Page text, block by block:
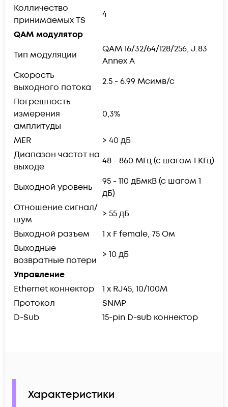
Колличество
принимаемых TS
4
QAM модулятор
Тип модуляции
QAM 16/32/64/128/256, J.83
Annex A
Скорость
выходного потока
2.5 - 6.99 Mсимв/с
Погрешность
измерения
амплитуды
0,3%
MER
> 40 дБ
Диапазон частот на
выходе
48 - 860 МГц (с шагом 1 КГц)
Выходной уровень
95 - 110 дБмкВ (с шагом 1
дБ)
Отношение сигнал/
шум
> 55 дБ
Выходной разъем
1 х F female, 75 Ом
Выходные
возвратные потери
> 10 дБ
Управление
Ethernet коннектор
1 x RJ45, 10/100M
Протокол
SNMP
D-Sub
15-pin D-sub коннектор
Характеристики